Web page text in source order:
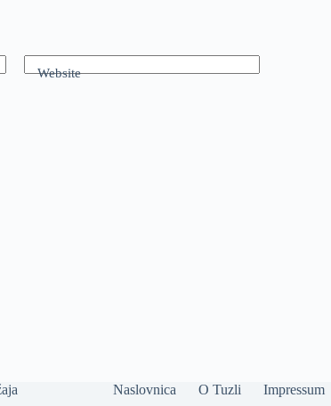
Website
Naslovnica O Tuzli Impressum